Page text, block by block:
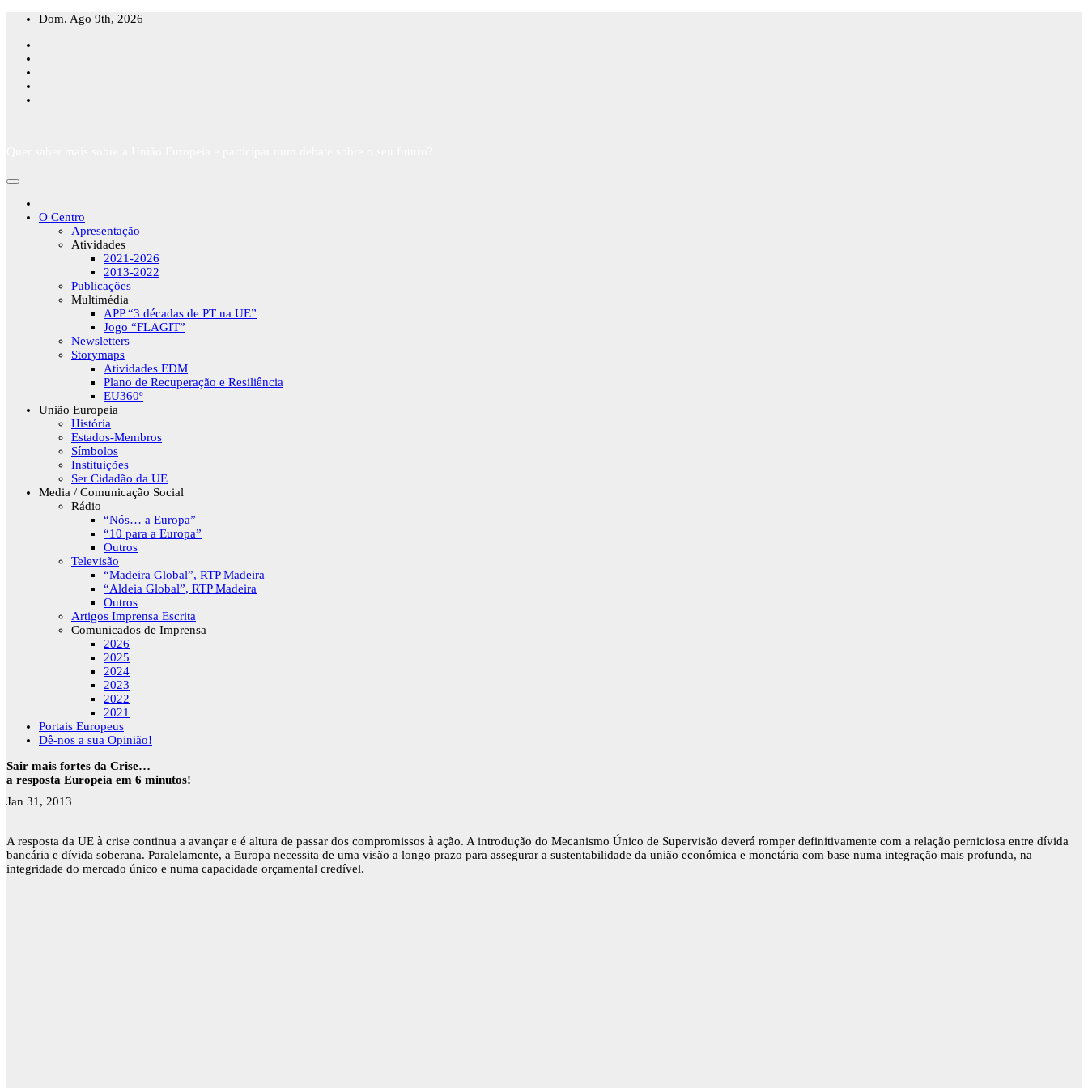
Skip
content
Dom. Ago 9th, 2026
O Centro
Apresentação
Atividades
2021-2026
2013-2022
Publicações
Multimédia
APP “3 décadas de PT na UE”
Jogo “FLAGIT”
Newsletters
Storymaps
Atividades EDM
Plano de Recuperação e Resiliência
EU360º
União Europeia
História
Estados-Membros
Símbolos
Instituições
Ser Cidadão da UE
Media / Comunicação Social
Rádio
“Nós… a Europa”
“10 para a Europa”
Outros
Televisão
“Madeira Global”, RTP Madeira
“Aldeia Global”, RTP Madeira
Outros
Artigos Imprensa Escrita
Comunicados de Imprensa
2026
2025
2024
2023
2022
2021
Portais Europeus
Dê-nos a sua Opinião!
Sair mais fortes da Crise…
a resposta Europeia em 6 minutos!
Jan 31, 2013
A resposta da UE à crise continua a avançar e é altura de passar dos compromissos à ação. A introdução do Mecanismo Único de Supervisão deverá romper definitivamente com a relação perniciosa entre dívida
bancária e dívida soberana. Paralelamente, a Europa necessita de uma visão a longo prazo para assegurar a sustentabilidade da união económica e monetária com base numa integração mais profunda, na
integridade do mercado único e numa capacidade orçamental credível.